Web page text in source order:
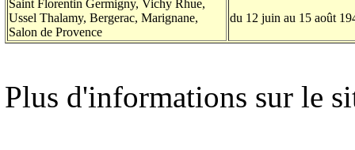
Saint Florentin Germigny, Vichy Rhue,
Ussel Thalamy, Bergerac, Marignane,
Salon de Provence
du 12 juin au 15 août
Plus d'informations sur le